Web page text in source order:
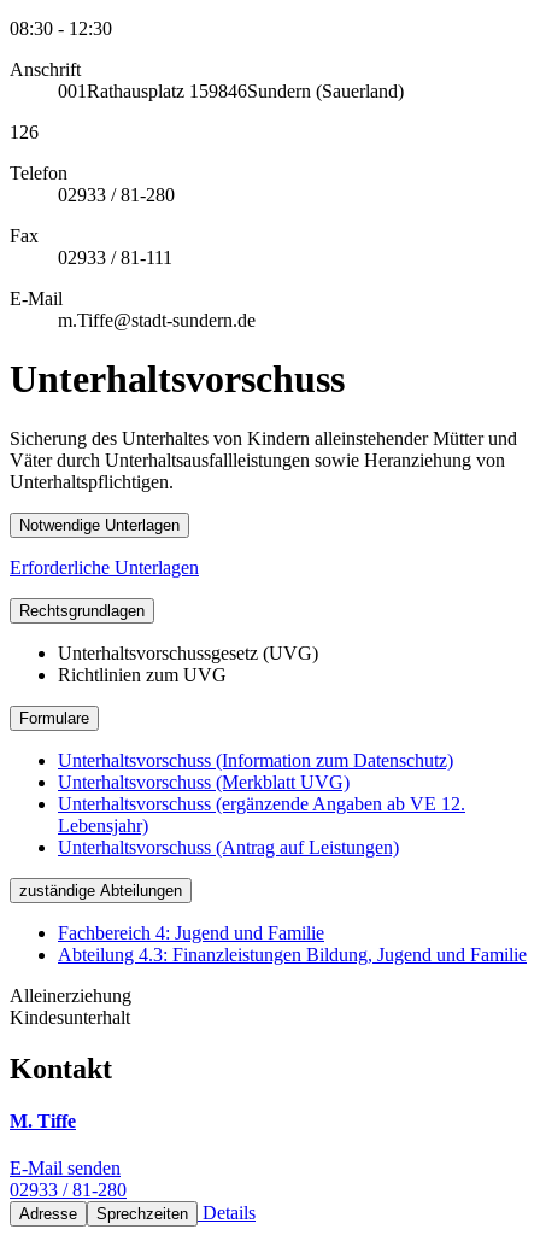
08:30 - 12:30
Anschrift
001Rathausplatz 1 59846Sundern (Sauerland)
126
Telefon
02933 / 81-280
Fax
02933 / 81-111
E-Mail
m.Tiffe@stadt-sundern.de
Unterhaltsvorschuss
Sicherung des Unterhaltes von Kindern alleinstehender Mütter und
Väter durch Unterhaltsausfallleistungen sowie Heranziehung von
Unterhaltspflichtigen.
Notwendige Unterlagen
Erforderliche Unterlagen
Rechtsgrundlagen
Unterhaltsvorschussgesetz (UVG)
Richtlinien zum UVG
Formulare
Unterhaltsvorschuss (Information zum Datenschutz)
Unterhaltsvorschuss (Merkblatt UVG)
Unterhaltsvorschuss (ergänzende Angaben ab VE 12.
Lebensjahr)
Unterhaltsvorschuss (Antrag auf Leistungen)
zuständige Abteilungen
Fachbereich 4: Jugend und Familie
Abteilung 4.3: Finanzleistungen Bildung, Jugend und Familie
Alleinerziehung
Kindesunterhalt
Kontakt
M. Tiffe
E-Mail senden
02933 / 81-280
Adresse Sprechzeiten Details